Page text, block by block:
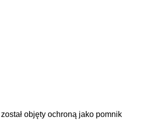
objęty ochroną jako pomnik